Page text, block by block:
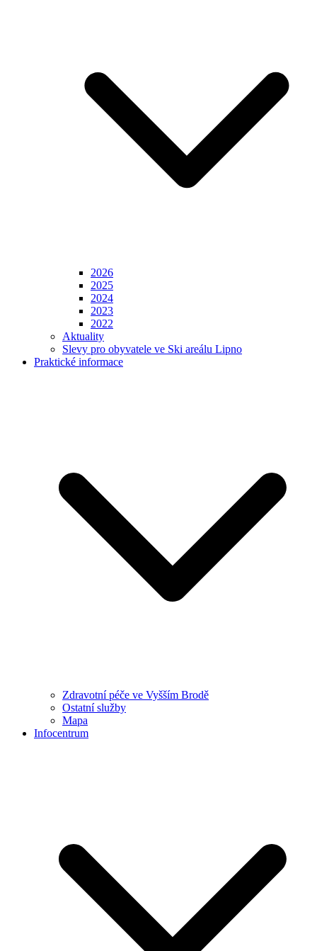
2026
2025
2024
2023
2022
Aktuality
Slevy pro obyvatele ve Ski areálu Lipno
Praktické informace
Zdravotní péče ve Vyšším Brodě
Ostatní služby
Mapa
Infocentrum